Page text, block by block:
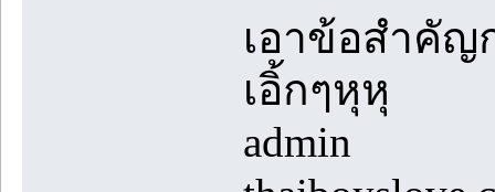
เอาข้อสำคัญ
เอิ้กๆหุหุ
admin